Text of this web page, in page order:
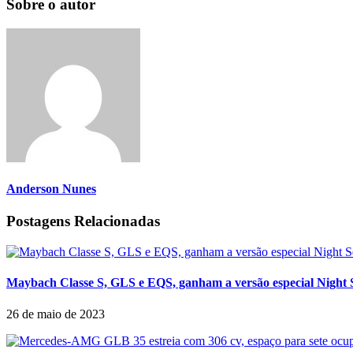
Sobre o autor
Anderson Nunes
Postagens Relacionadas
Maybach Classe S, GLS e EQS, ganham a versão especial Night
26 de maio de 2023